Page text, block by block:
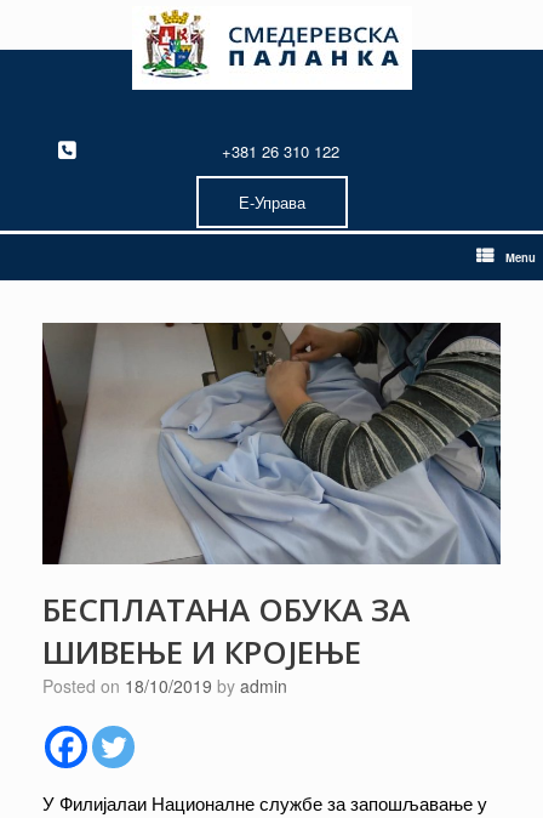
content
+381 26 310 122
Е-Управа
Menu
БЕСПЛАТАНА ОБУКА ЗА
ШИВЕЊЕ И КРОЈЕЊЕ
Posted on 18/10/2019 by admin
У Филијалаи Националне службе за запошљавање у